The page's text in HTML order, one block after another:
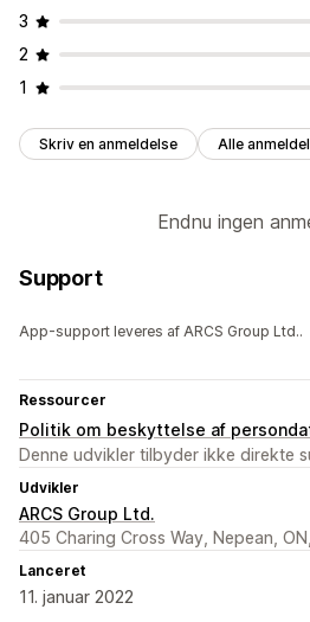
3
2
1
Skriv en anmeldelse Alle
Endnu ingen
Support
App-support leveres af ARCS Group Ltd..
Ressourcer
Politik om beskyttelse af
Denne udvikler tilbyder ikke direkte
Udvikler
ARCS Group Ltd.
405 Charing Cross Way, Nepean,
Lanceret
11. januar 2022